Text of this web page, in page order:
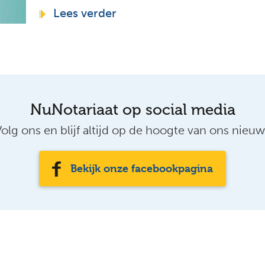
Lees verder
NuNotariaat op social media
ons en blijf altijd op de hoogte van ons
Bekijk onze facebookpagina